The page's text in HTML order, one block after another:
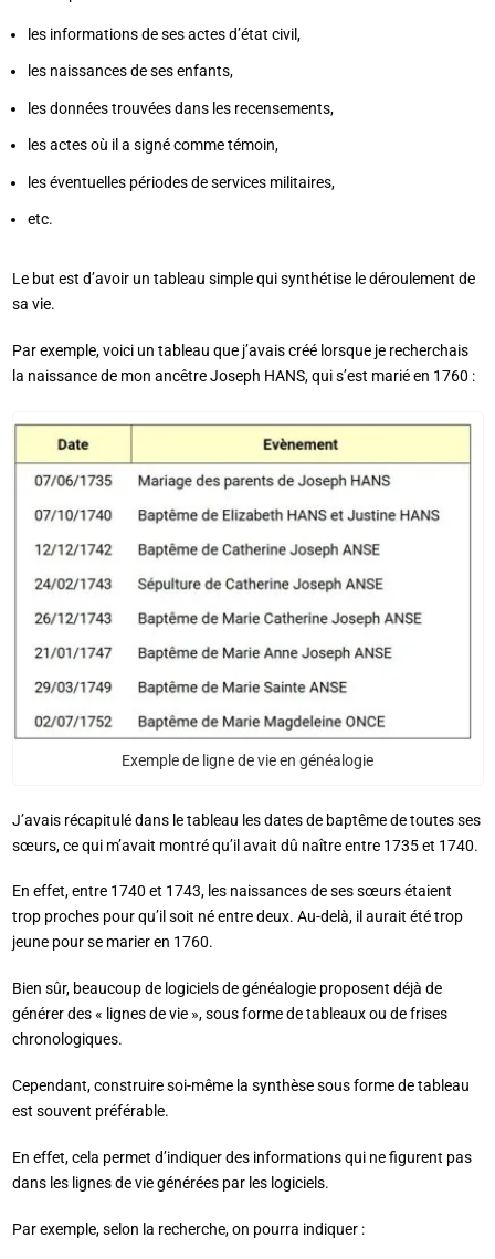
les informations de ses actes d’état civil,
les naissances de ses enfants,
les données trouvées dans les recensements,
les actes où il a signé comme témoin,
les éventuelles périodes de services militaires,
etc.
Le but est d’avoir un tableau simple qui synthétise le déroulement de
sa vie.
Par exemple, voici un tableau que j’avais créé lorsque je recherchais
la naissance de mon ancêtre Joseph HANS, qui s’est marié en 1760 :
Exemple de ligne de vie en généalogie
J’avais récapitulé dans le tableau les dates de baptême de toutes ses
sœurs, ce qui m’avait montré qu’il avait dû naître entre 1735 et 1740.
En effet, entre 1740 et 1743, les naissances de ses sœurs étaient
trop proches pour qu’il soit né entre deux. Au-delà, il aurait été trop
jeune pour se marier en 1760.
Bien sûr, beaucoup de logiciels de généalogie proposent déjà de
générer des « lignes de vie », sous forme de tableaux ou de frises
chronologiques.
Cependant, construire soi-même la synthèse sous forme de tableau
est souvent préférable.
En effet, cela permet d’indiquer des informations qui ne figurent pas
dans les lignes de vie générées par les logiciels.
Par exemple, selon la recherche, on pourra indiquer :